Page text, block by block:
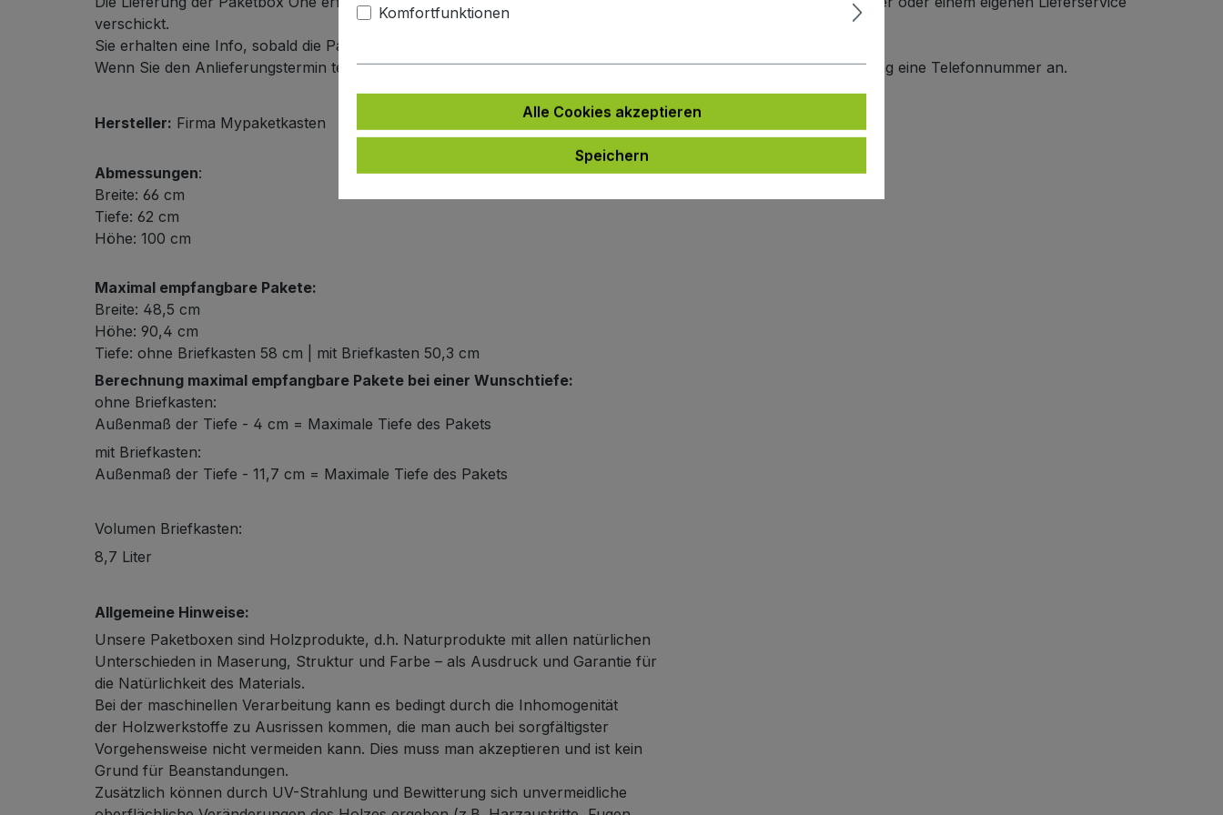
verschickt.
Sie erhalten eine Info, sobald die Paketbox verschickt wurde und eine Trackingnummer.
Wenn Sie den Anlieferungstermin telefonisch mit der Spedition vereinbaren möchten, geben Sie bei der Anmeldung eine Telefonnummer an.
Hersteller: Firma Mypaketkasten
Abmessungen:
Breite: 66 cm
Tiefe: 62 cm
Höhe: 100 cm
Maximal empfangbare Pakete:
Breite: 48,5 cm
Höhe: 90,4 cm
Tiefe: ohne Briefkasten 58 cm | mit Briefkasten 50,3 cm
Berechnung maximal empfangbare Pakete bei einer Wunschtiefe:
ohne Briefkasten:
Außenmaß der Tiefe - 4 cm = Maximale Tiefe des Pakets
mit Briefkasten:
Außenmaß der Tiefe - 11,7 cm = Maximale Tiefe des Pakets
Volumen Briefkasten:
8,7 Liter
Allgemeine Hinweise:
Unsere Paketboxen sind Holzprodukte, d.h. Naturprodukte mit allen natürlichen
Unterschieden in Maserung, Struktur und Farbe – als Ausdruck und Garantie für
die Natürlichkeit des Materials.
Bei der maschinellen Verarbeitung kann es bedingt durch die Inhomogenität
der Holzwerkstoffe zu Ausrissen kommen, die man auch bei sorgfältigster
Vorgehensweise nicht vermeiden kann. Dies muss man akzeptieren und ist kein
Grund für Beanstandungen.
Zusätzlich können durch UV-Strahlung und Bewitterung sich unvermeidliche
Komfortfunktionen
Alle Cookies akzeptieren
Speichern